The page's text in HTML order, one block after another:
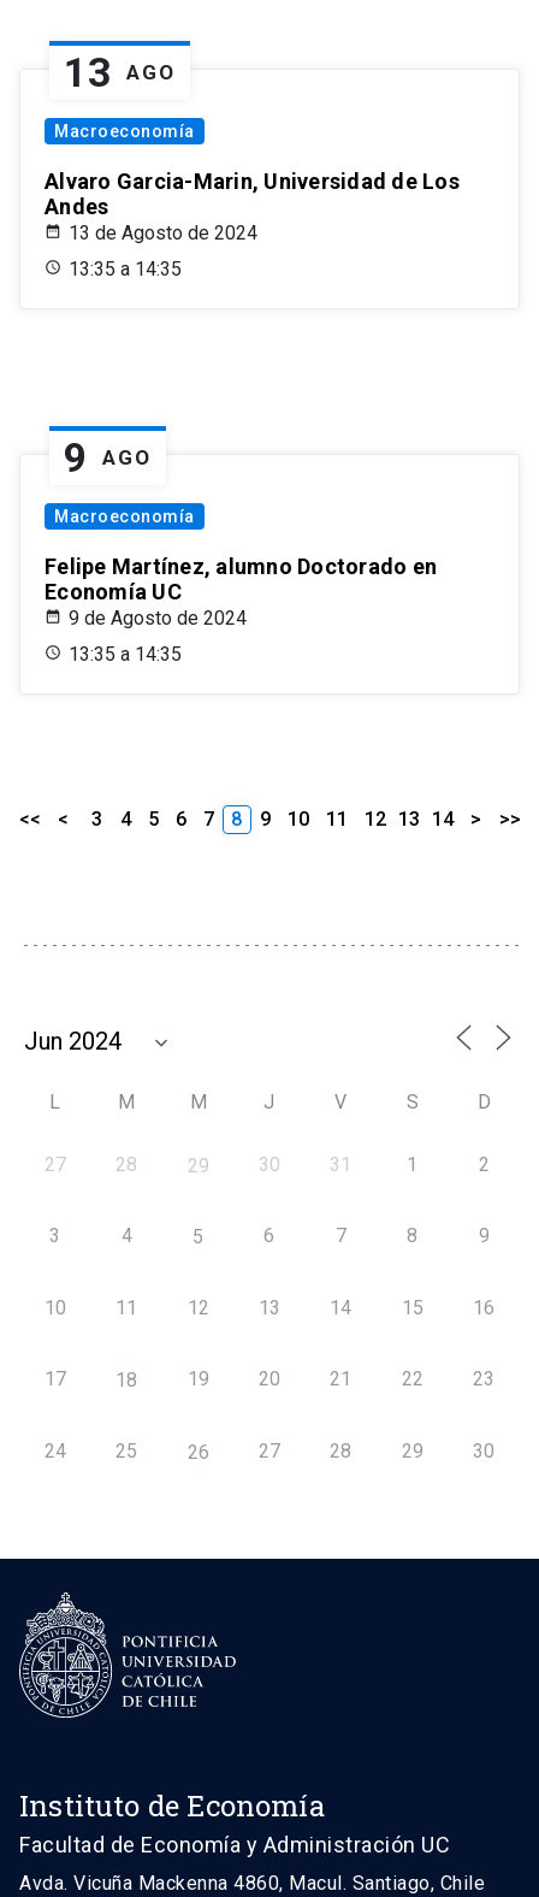
13 AGO
Macroeconomía
Alvaro Garcia-Marin, Universidad de Los
Andes
13 de Agosto de 2024
13:35 a 14:35
9 AGO
Macroeconomía
Felipe Martínez, alumno Doctorado en
Economía UC
9 de Agosto de 2024
13:35 a 14:35
<< < 3 4 5 6 7 8 9 10 11 12 13 14 > >>
L M M J V S D
27 28 29 30 31 1 2
3 4 5 6 7 8 9
10 11 12 13 14 15 16
17 18 19 20 21 22 23
24 25 26 27 28 29 30
Instituto de Economía
Facultad de Economía y Administración UC
Avda. Vicuña Mackenna 4860, Macul. Santiago, Chile